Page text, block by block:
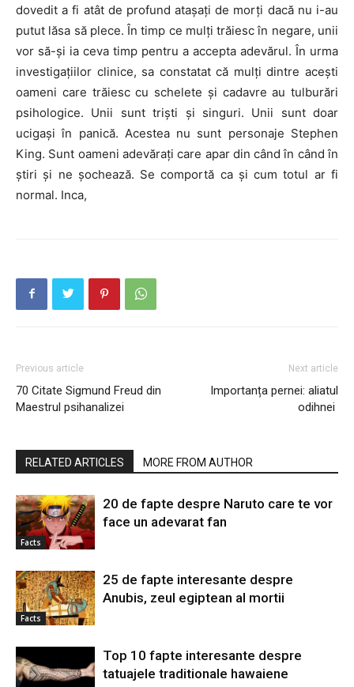
dovedit a fi atât de profund atașați de morți dacă nu i-au
putut lăsa să plece. În timp ce mulți trăiesc în negare, unii
vor să-și ia ceva timp pentru a accepta adevărul. În urma
investigațiilor clinice, sa constatat că mulți dintre acești
oameni care trăiesc cu schelete și cadavre au tulburări
psihologice. Unii sunt triști și singuri. Unii sunt doar
ucigași în panică. Acestea nu sunt personaje Stephen
King. Sunt oameni adevărați care apar din când în când în
știri și ne șochează. Se comportă ca și cum totul ar fi
normal. Inca,
Previous article
70 Citate Sigmund Freud din
Maestrul psihanalizei
Next article
Importanța pernei: aliatul
odihnei
RELATED ARTICLES MORE FROM AUTHOR
Facts
20 de fapte despre Naruto care te vor
face un adevarat fan
Facts
25 de fapte interesante despre
Anubis, zeul egiptean al mortii
Top 10 fapte interesante despre
tatuajele traditionale hawaiene